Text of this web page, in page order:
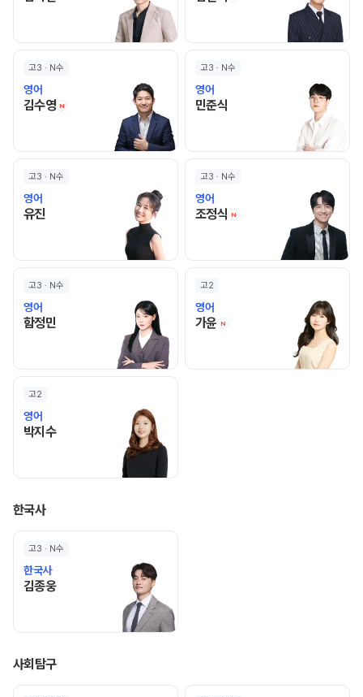
고3 · N수
영어
김수영 N 김수영 선생님 홈 바로가기
고3 · N수
영어
민준식 민준식 선생님 홈 바로가기
고3 · N수
영어
유진유진 선생님 홈 바로가기
고3 · N수
영어
조정식 N 조정식 선생님 홈 바로
고3 · N수
영어
함정민 함정민 선생님 홈 바로가기
고2
영어
가윤 N 가윤 선생님 홈 바로가기
고2
영어
박지수박지수 선생님 홈 바로가기
한국사
고3 · N수
한국사
김종웅김종웅 선생님 홈 바로가기
사회탐구